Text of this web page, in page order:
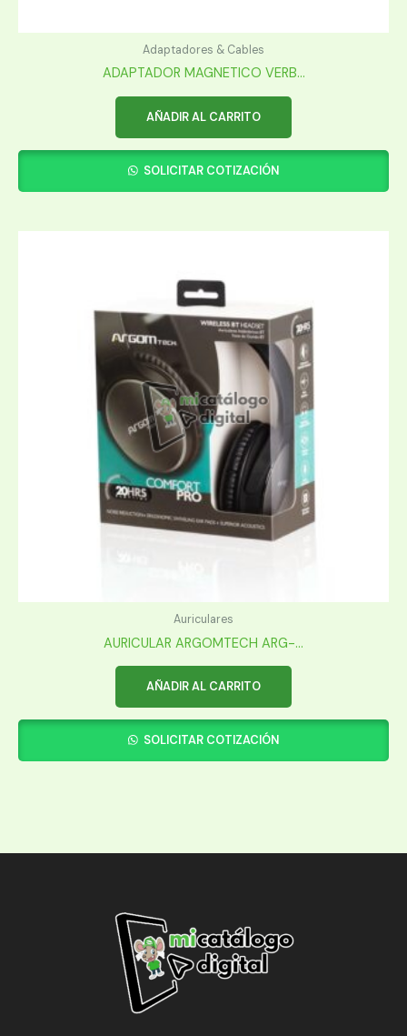
Adaptadores & Cables
ADAPTADOR MAGNETICO VERB...
AÑADIR AL CARRITO
SOLICITAR COTIZACIÓN
Auriculares
AURICULAR ARGOMTECH ARG-...
AÑADIR AL CARRITO
SOLICITAR COTIZACIÓN